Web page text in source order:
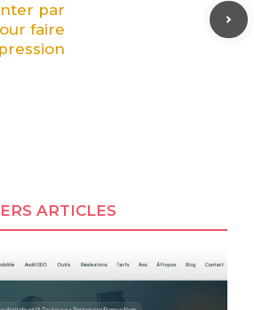
par
faire
ARTICLES